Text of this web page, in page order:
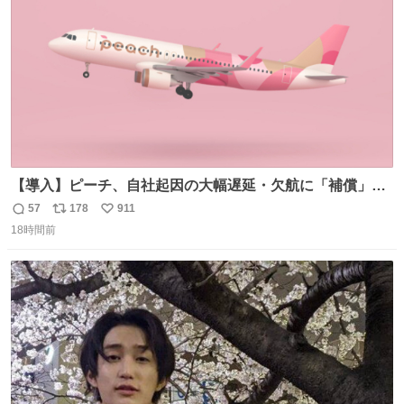
【導入】ピーチ、自社起因の大幅遅延・欠航に「補償」開
始へ news.livedoor.com/article/detail… 同社に起因する理
由によって大幅遅延や欠航が発生した場合、乗客が負担し
は1人あたり上限1万円、国際線は上限2万円まで支払う。
返
信
57
リ
ポ
ト
数
178
い
数
911
18時間前